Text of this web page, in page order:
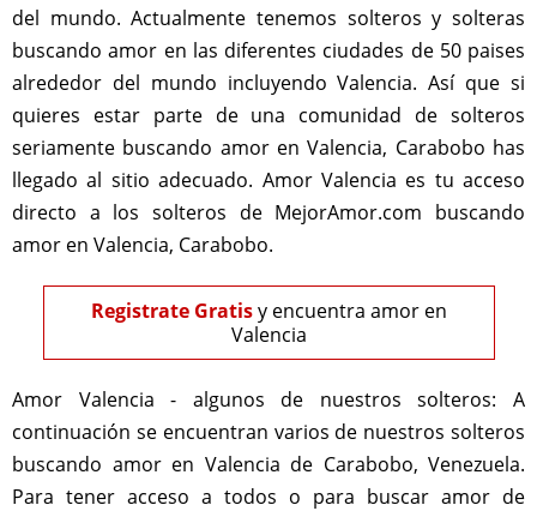
del mundo. Actualmente tenemos solteros y solteras
buscando amor en las diferentes ciudades de 50 paises
alrededor del mundo incluyendo Valencia. Así que si
quieres estar parte de una comunidad de solteros
seriamente buscando amor en Valencia, Carabobo has
llegado al sitio adecuado. Amor Valencia es tu acceso
directo a los solteros de MejorAmor.com buscando
amor en Valencia, Carabobo.
Registrate Gratisy encuentra amor en
Valencia
Amor Valencia - algunos de nuestros solteros: A
continuación se encuentran varios de nuestros solteros
buscando amor en Valencia de Carabobo, Venezuela.
Para tener acceso a todos o para buscar amor de